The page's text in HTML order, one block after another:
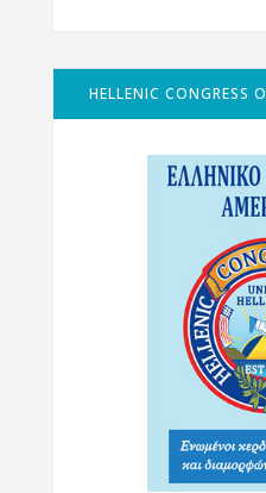
HELLENIC CONGRESS